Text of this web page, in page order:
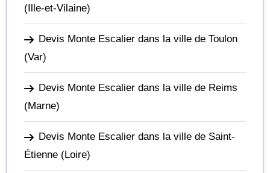
(Ille-et-Vilaine)
Devis Monte Escalier dans la ville de Toulon
(Var)
Devis Monte Escalier dans la ville de Reims
(Marne)
Devis Monte Escalier dans la ville de Saint-
Étienne (Loire)